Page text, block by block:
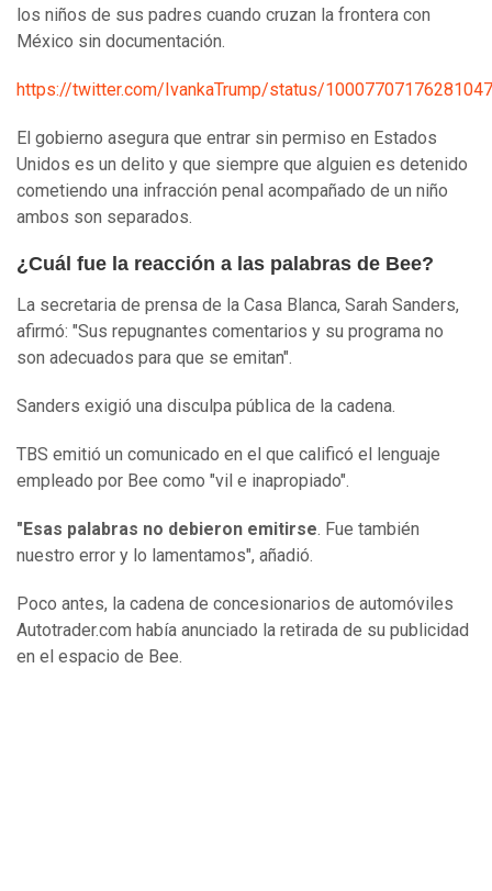
los niños de sus padres cuando cruzan la frontera con
México sin documentación.
https://twitter.com/IvankaTrump/status/
El gobierno asegura que entrar sin permiso en Estados
Unidos es un delito y que siempre que alguien es detenido
cometiendo una infracción penal acompañado de un niño
ambos son separados.
¿Cuál fue la reacción a las palabras de Bee?
La secretaria de prensa de la Casa Blanca, Sarah Sanders,
afirmó: "Sus repugnantes comentarios y su programa no
son adecuados para que se emitan".
Sanders exigió una disculpa pública de la cadena.
TBS emitió un comunicado en el que calificó el lenguaje
empleado por Bee como "vil e inapropiado".
"Esas palabras no debieron emitirse . Fue también
nuestro error y lo lamentamos", añadió.
Poco antes, la cadena de concesionarios de automóviles
Autotrader.com había anunciado la retirada de su publicidad
en el espacio de Bee.